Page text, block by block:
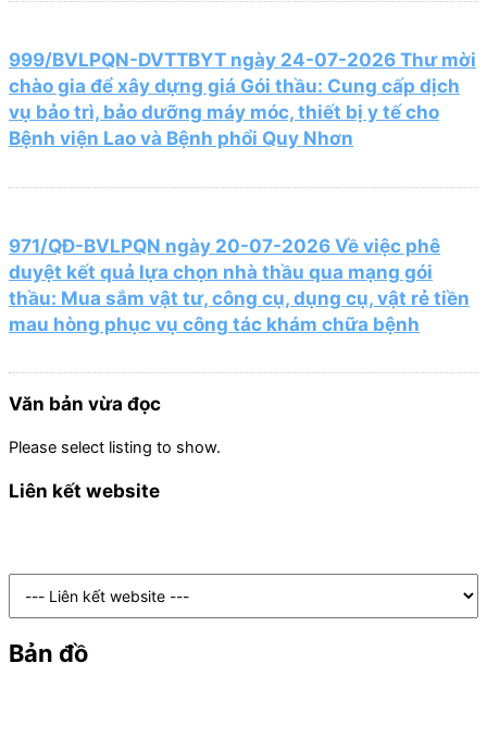
999/BVLPQN-DVTTBYT ngày 24-07-2026 Thư mời
chào gia để xây dựng giá Gói thầu: Cung cấp dịch
vụ bảo trì, bảo dưỡng máy móc, thiết bị y tế cho
Bệnh viện Lao và Bệnh phổi Quy Nhơn
971/QĐ-BVLPQN ngày 20-07-2026 Về việc phê
duyệt kết quả lựa chọn nhà thầu qua mạng gói
thầu: Mua sắm vật tư, công cụ, dụng cụ, vật rẻ tiền
mau hòng phục vụ công tác khám chữa bệnh
Văn bản vừa đọc
Please select listing to show.
Liên kết website
Bản đồ